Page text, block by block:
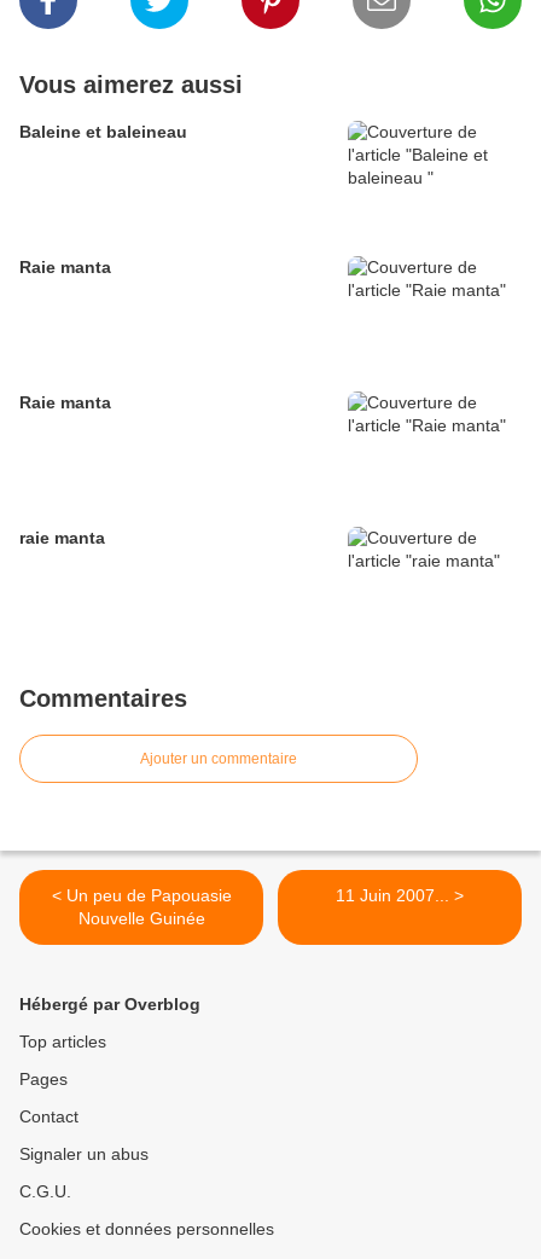
Vous aimerez aussi
Baleine et baleineau
Raie manta
Raie manta
raie manta
Commentaires
Ajouter un commentaire
< Un peu de Papouasie
Nouvelle Guinée
11 Juin 2007... >
Hébergé par Overblog
Top articles
Pages
Contact
Signaler un abus
C.G.U.
Cookies et données personnelles